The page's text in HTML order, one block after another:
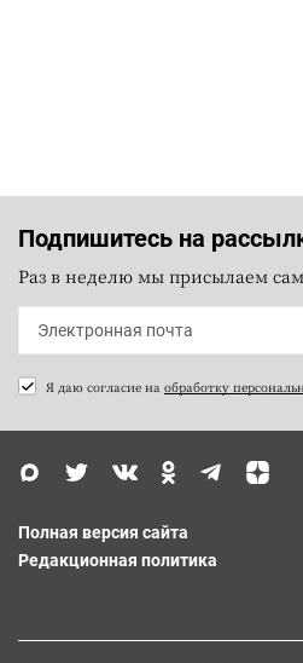
Подпишитесь на
Раз в неделю мы присылаем
Я даю согласие на обработку
Полная версия сайта
Редакционная политика